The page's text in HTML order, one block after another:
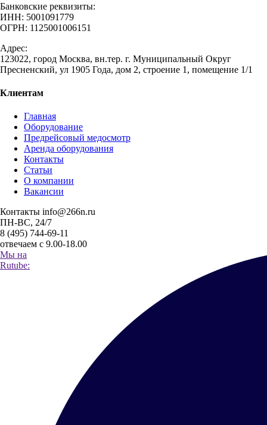
Банковские реквизиты:
ИНН: 5001091779
ОГРН: 1125001006151
Адрес:
123022, город Москва, вн.тер. г. Муниципальный Округ
Пресненский, ул 1905 Года, дом 2, строение 1, помещение 1/1
Клиентам
Главная
Оборудование
Предрейсовый медосмотр
Аренда оборудования
Контакты
Статьи
О компании
Вакансии
Контакты info@266n.ru
ПН-ВС, 24/7
8 (495) 744-69-11
отвечаем с 9.00-18.00
Мы на
Rutube: